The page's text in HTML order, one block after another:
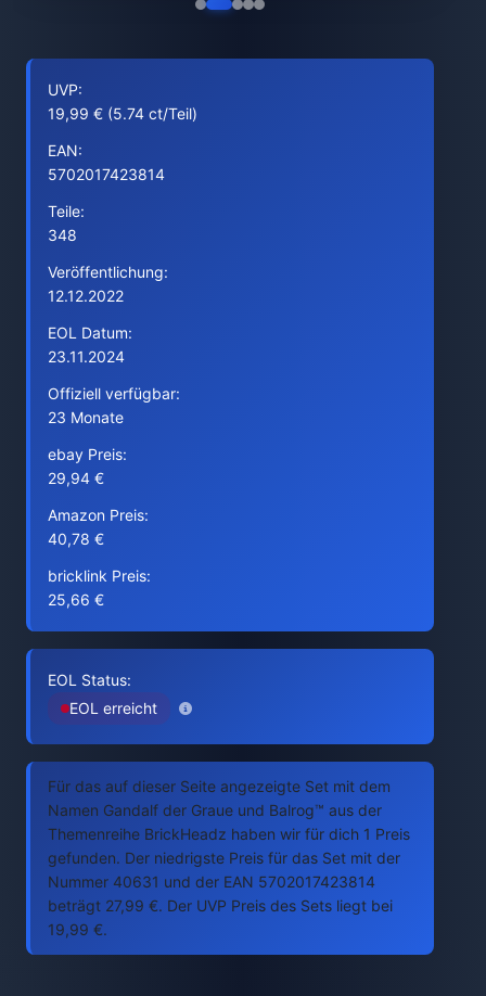
UVP:
19,99 € (5.74 ct/Teil)
EAN:
5702017423814
Teile:
348
Veröffentlichung:
12.12.2022
EOL Datum:
23.11.2024
Offiziell verfügbar:
23 Monate
ebay Preis:
29,94 €
Amazon Preis:
40,78 €
bricklink Preis:
25,66 €
EOL Status:
EOL erreicht
Für das auf dieser Seite angezeigte Set mit dem
Namen Gandalf der Graue und Balrog™ aus der
Themenreihe BrickHeadz haben wir für dich 1 Preis
gefunden. Der niedrigste Preis für das Set mit der
Nummer 40631 und der EAN 5702017423814
beträgt 27,99 €. Der UVP Preis des Sets liegt bei
19,99 €.